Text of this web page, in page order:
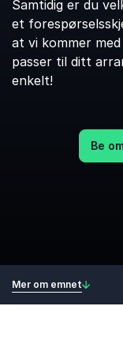
Samtidig er du
et
at vi kommer
passer til ditt
enkelt!
Be
Mer om emnet